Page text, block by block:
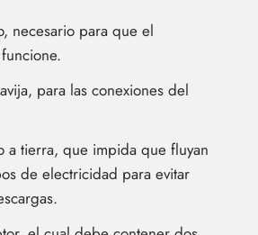
necesario para que el
para las conexiones del
a tierra, que impida que fluyan
de electricidad para evitar